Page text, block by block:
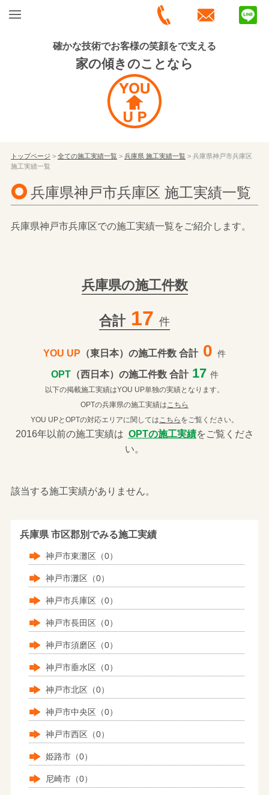
確かな技術でお客様の笑顔をで支える
家の傾きのことなら
トップページ > 全ての施工実績一覧> 兵庫県 施工実績一覧> 兵庫県神戸市兵庫区
施工実績一覧
兵庫県神戸市兵庫区 施工実績一覧
兵庫県神戸市兵庫区での施工実績一覧をご紹介します。
兵庫県の施工件数
合計 17 件
YOU UP （東日本）の施工件数 合計 0 件
OPT（西日本）の施工件数 合計 17 件
以下の掲載施工実績はYOU UP単独の実績となります。
OPTの兵庫県の施工実績はこちら
YOU UPとOPTの対応エリアに関してはこちら をご覧ください。
2016年以前の施工実績は OPTの施工実績をご覧くださ
い。
該当する施工実績がありません。
兵庫県 市区郡別でみる施工実績
神戸市東灘区（0）
神戸市灘区（0）
神戸市兵庫区（0）
神戸市長田区（0）
神戸市須磨区（0）
神戸市垂水区（0）
神戸市北区（0）
神戸市中央区（0）
神戸市西区（0）
姫路市（0）
尼崎市（0）